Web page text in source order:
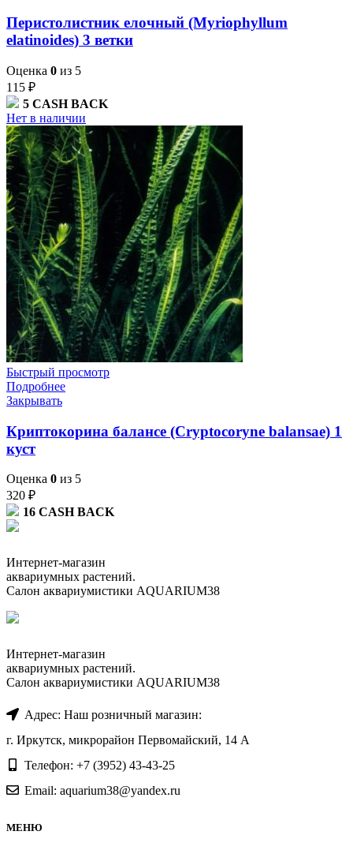
Перистолистник елочный (Myriophyllum
elatinoides) 3 ветки
Оценка 0 из 5
115 ₽
5 CASH BACK
Нет в наличии
Быстрый просмотр
Подробнее
Закрывать
Криптокорина балансе (Cryptocoryne balansae) 1
куст
Оценка 0 из 5
320 ₽
16 CASH BACK
Интернет-магазин
аквариумных растений.
Салон аквариумистики AQUARIUM38
Интернет-магазин
аквариумных растений.
Салон аквариумистики AQUARIUM38
Адрес: Наш розничный магазин:
г. Иркутск, микрорайон Первомайский, 14 А
Телефон: +7 (3952) 43-43-25
Email: aquarium38@yandex.ru
МЕНЮ